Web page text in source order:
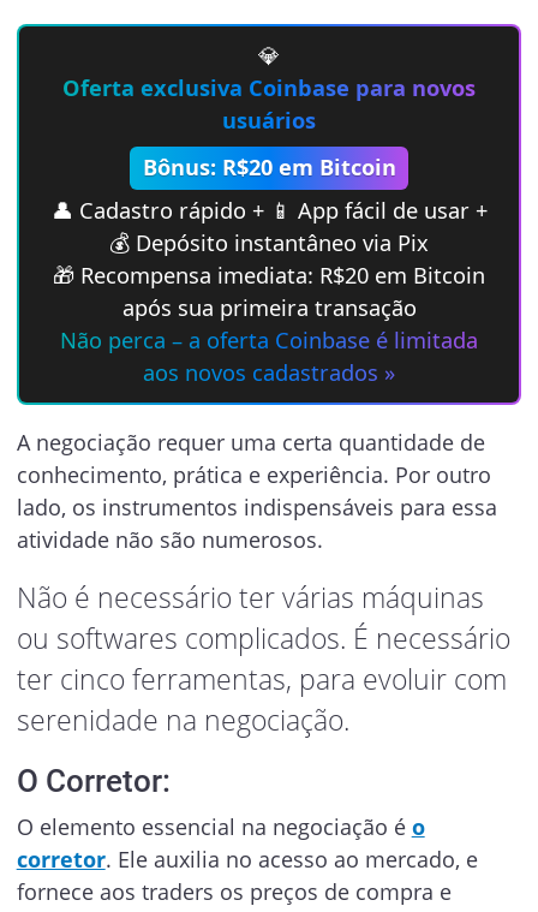
💎
Oferta exclusiva Coinbase para novos
usuários
Bônus: R$20 em Bitcoin
👤 Cadastro rápido + 📱 App fácil de usar +
💰 Depósito instantâneo via Pix
🎁 Recompensa imediata: R$20 em Bitcoin
após sua primeira transação
Não perca – a oferta Coinbase é limitada
aos novos cadastrados »
A negociação requer uma certa quantidade de
conhecimento, prática e experiência. Por outro
lado, os instrumentos indispensáveis para essa
atividade não são numerosos.
Não é necessário ter várias máquinas
ou softwares complicados. É necessário
ter cinco ferramentas, para evoluir com
serenidade na negociação.
O Corretor:
O elemento essencial na negociação é o
corretor. Ele auxilia no acesso ao mercado, e
fornece aos traders os preços de compra e